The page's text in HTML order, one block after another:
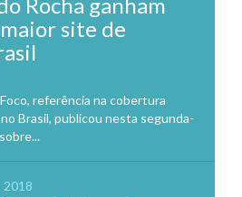
Rocha ganham
site de
referência na cobertura
Brasil, publicou nesta segunda-
2018